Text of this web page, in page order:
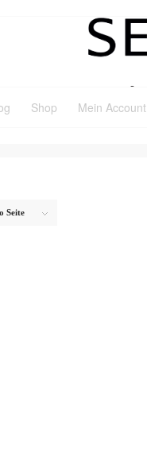
Shop Mein Account
Seite